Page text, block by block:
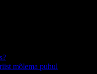
mõlema puhul